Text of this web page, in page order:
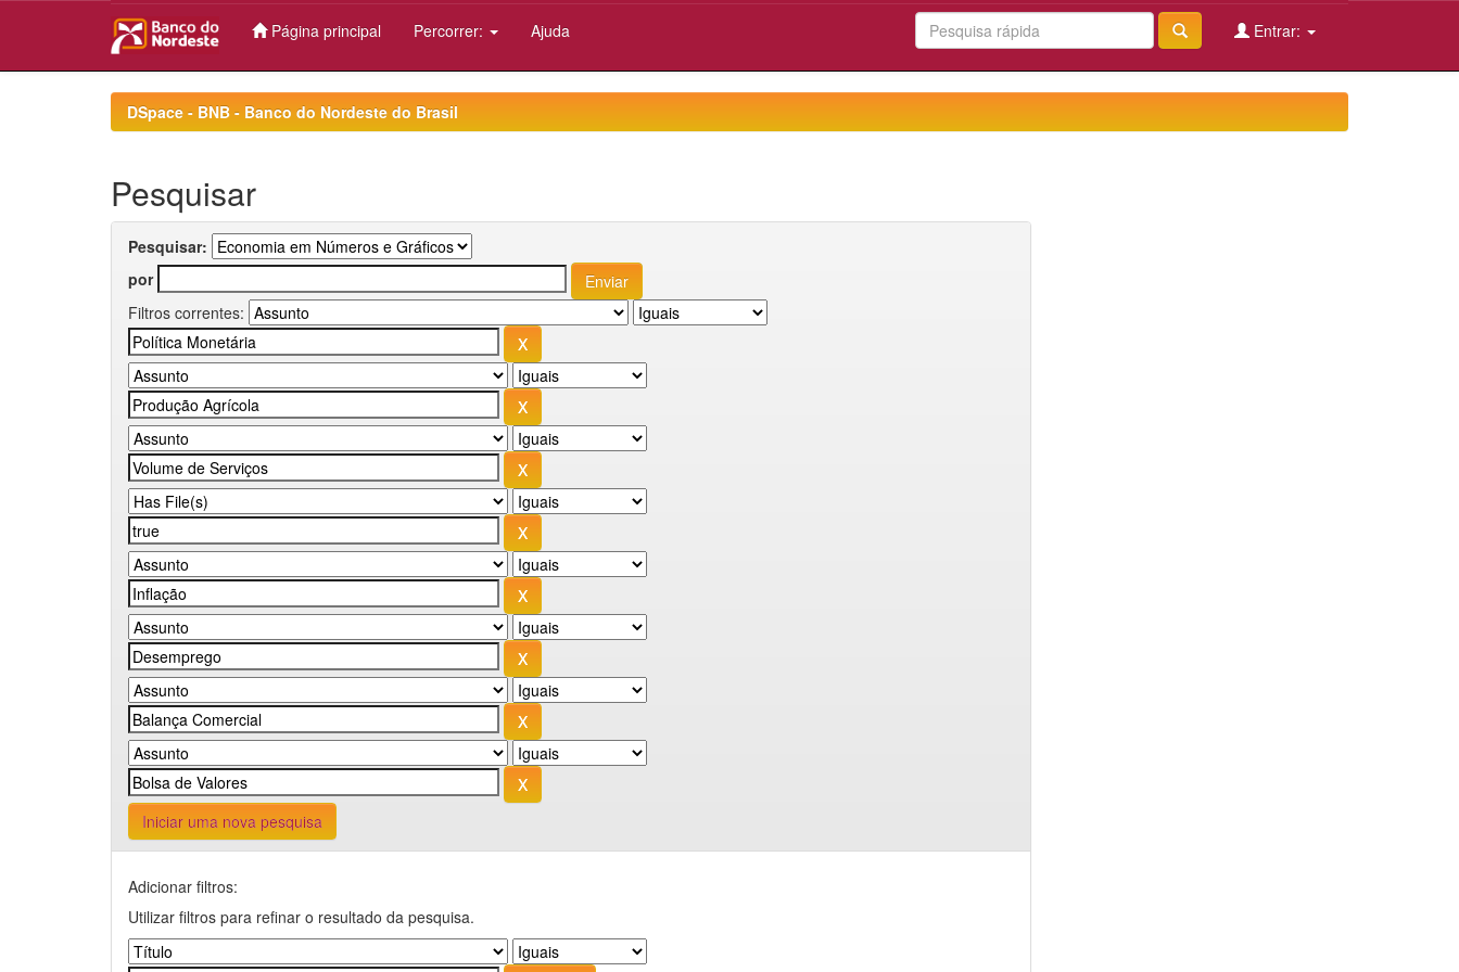
Página principal Percorrer: Ajuda Entrar:
DSpace - BNB - Banco do Nordeste do Brasil
Pesquisar
Pesquisar:
por
Filtros correntes:
Iniciar uma nova pesquisa
Adicionar filtros:
Utilizar filtros para refinar o resultado da pesquisa.